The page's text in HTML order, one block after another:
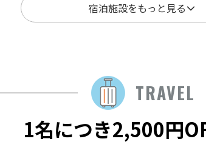
宿泊施設をもっと見る
TRAVEL
1名につき2,500円